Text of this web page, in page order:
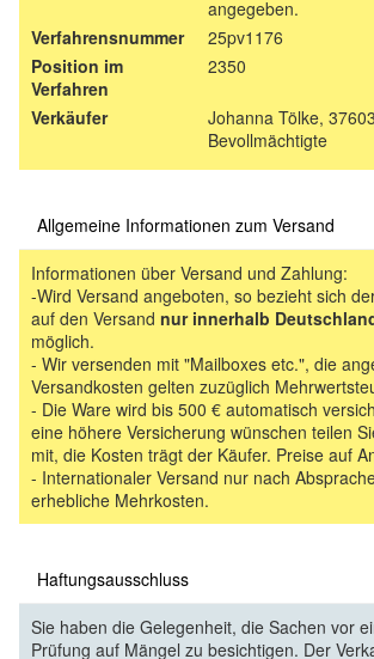
angegeben.
Verfahrensnummer
25pv1176
Position im
Verfahren
2350
Verkäufer
Johanna Tölke,
Bevollmächtigte
Allgemeine Informationen zum Versand
Informationen über Versand und Zahlung:
-Wird Versand angeboten, so bezieht sich
auf den Versand nur innerhalb
möglich.
- Wir versenden mit "Mailboxes etc.", die
Versandkosten gelten zuzüglich
- Die Ware wird bis 500 € automatisch
eine höhere Versicherung wünschen teilen
mit, die Kosten trägt der Käufer. Preise auf
- Internationaler Versand nur nach
erhebliche Mehrkosten.
Haftungsausschluss
Sie haben die Gelegenheit, die Sachen vor
Prüfung auf Mängel zu besichtigen. Der